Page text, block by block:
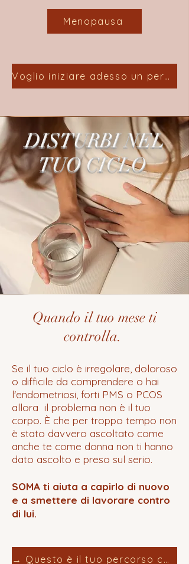
Menopausa
Voglio iniziare adesso un percorso
DISTURBI NEL
TUO CICLO
Quando il tuo mese ti
controlla.
Se il tuo ciclo è irregolare, doloroso
o difficile da comprendere o hai
l'endometriosi, forti PMS o PCOS
allora il problema non è il tuo
corpo. È che per troppo tempo non
è stato davvero ascoltato come
anche te come donna non ti hanno
dato ascolto e preso sul serio.
SOMA ti aiuta a capirlo di nuovo
e a smettere di lavorare contro
di lui.
→ Questo è il tuo percorso con SOMA